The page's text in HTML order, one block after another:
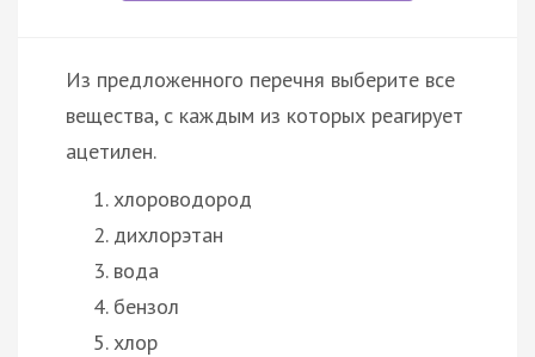
Из предложенного перечня выберите все
вещества, с каждым из которых реагирует
ацетилен.
хлороводород
дихлорэтан
вода
бензол
хлор